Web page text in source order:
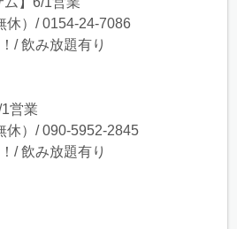
休）/ 0154-24-7086
/ 飲み放題有り
営業
休）/ 090-5952-2845
/ 飲み放題有り